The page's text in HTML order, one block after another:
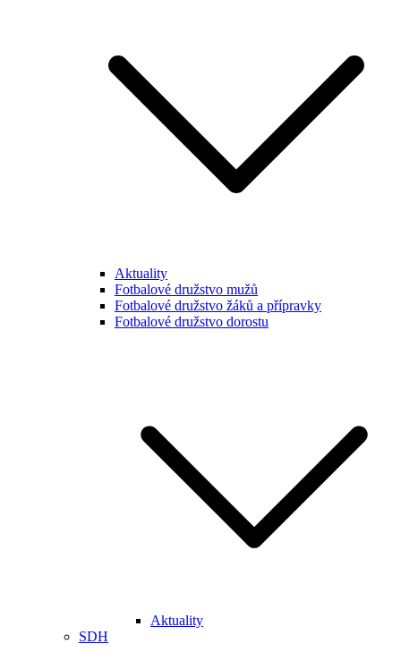
Aktuality
Fotbalové družstvo mužů
Fotbalové družstvo žáků a přípravky
Fotbalové družstvo dorostu
Aktuality
SDH